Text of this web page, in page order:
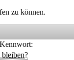
zu können.
Kennwort: